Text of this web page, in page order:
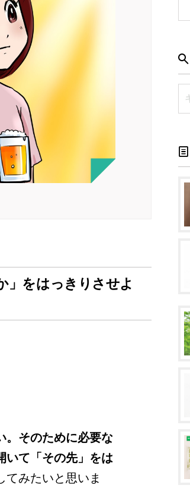
」をはっきりさせよ
。そのために必要な
いて「その先」をは
てみたいと思いま